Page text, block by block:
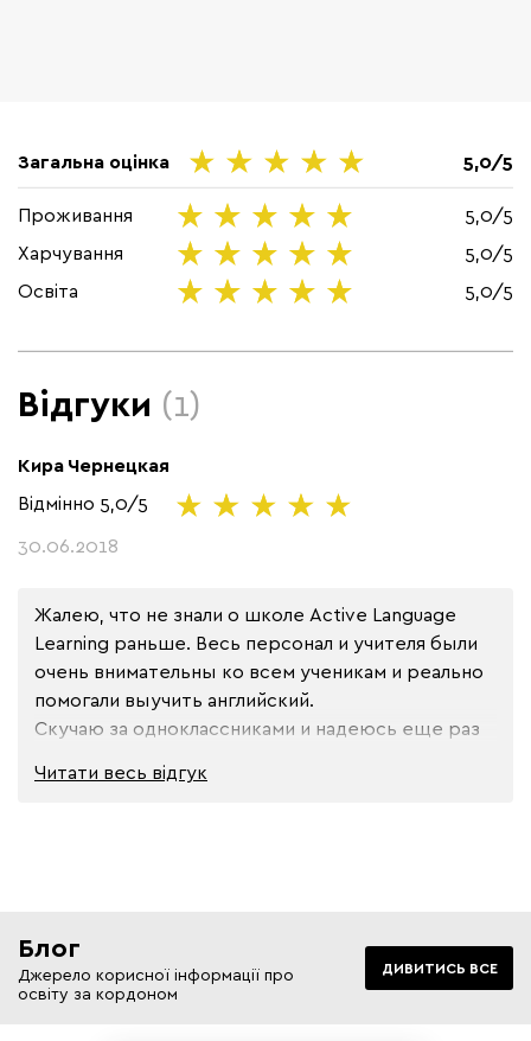
Загальна оцінка 5,0/5
Проживання
5,0/5
Харчування
5,0/5
Освіта
5,0/5
Відгуки (1)
Кира Чернецкая
Відмінно 5,0/5
30.06.2018
Жалею, что не знали о школе Active Language
Learning раньше. Весь персонал и учителя были
очень внимательны ко всем ученикам и реально
помогали выучить английский.
Скучаю за одноклассниками и надеюсь еще раз
Читати весь відгук
Блог
Джерело корисної інформації про
освіту за кордоном
ДИВИТИСЬ ВСЕ